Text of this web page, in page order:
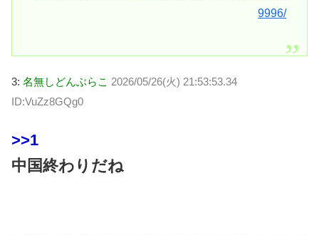
9996/
3: 名無しどんぶらこ 2026/05/26(火) 21:53:53.34
ID:VuZz8GQg0
>>1
中国終わりだね